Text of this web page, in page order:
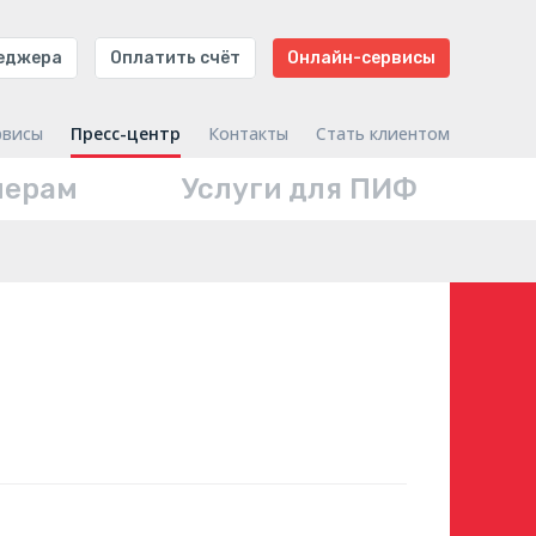
Оплатить счёт Онлайн-сервисы
Пресс-центр Контакты Стать клиентом
Услуги для ПИФ